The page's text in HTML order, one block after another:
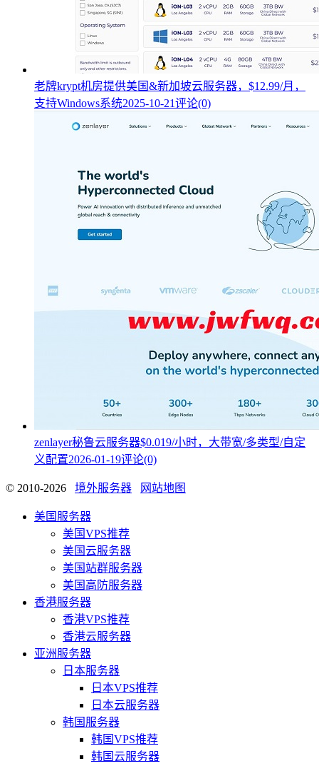
老牌krypt机房提供美国&新加坡云服务器，$12.99/月，
支持Windows系统2025-10-21评论(0)
zenlayer秘鲁云服务器$0.019/小时，大带宽/多类型/自定
义配置2026-01-19评论(0)
© 2010-2026 境外服务器 网站地图
美国服务器
美国VPS推荐
美国云服务器
美国站群服务器
美国高防服务器
香港服务器
香港VPS推荐
香港云服务器
亚洲服务器
日本服务器
日本VPS推荐
日本云服务器
韩国服务器
韩国VPS推荐
韩国云服务器